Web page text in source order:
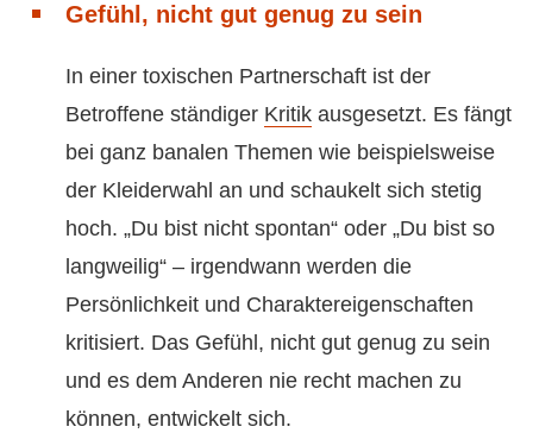
Gefühl, nicht gut genug zu sein
In einer toxischen Partnerschaft ist der
Betroffene ständiger Kritik ausgesetzt. Es fängt
bei ganz banalen Themen wie beispielsweise
der Kleiderwahl an und schaukelt sich stetig
hoch. „Du bist nicht spontan“ oder „Du bist so
langweilig“ – irgendwann werden die
Persönlichkeit und Charaktereigenschaften
kritisiert. Das Gefühl, nicht gut genug zu sein
und es dem Anderen nie recht machen zu
können, entwickelt sich.